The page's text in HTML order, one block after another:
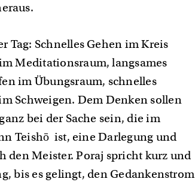
Tag: Schnelles Gehen im Kreis
Meditationsraum, langsames
im Übungsraum, schnelles
Schweigen. Dem Denken sollen
bei der Sache sein, die im
Teishō ist, eine Darlegung und
den Meister. Poraj spricht kurz und
bis es gelingt, den Gedankenstrom